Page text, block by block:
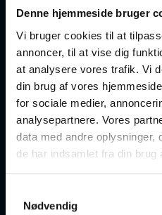
Denne hjemmeside bruger
Vi bruger cookies til at
annoncer, til at vise dig
at analysere vores trafik. Vi
din brug af vores
for sociale medier,
analysepartnere. Vores
data med andre oplysninger,
de har indsamlet fra din brug
Nødvendig
Varmtvandstræning
11-08-2026
Brønderslev